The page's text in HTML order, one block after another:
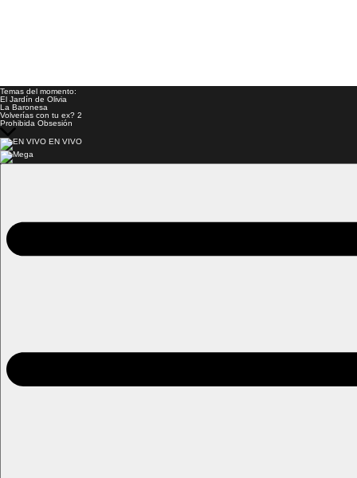
Temas del momento:
El Jardín de Olivia
La Baronesa
Volverías con tu ex? 2
Prohibida Obsesión
EN VIVO